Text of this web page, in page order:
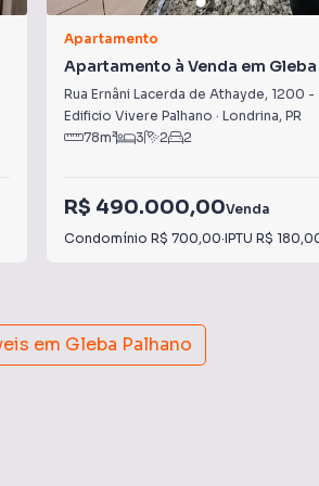
Apartamento
Apartamento à Venda em Gleba
Rua Ernâni Lacerda de Athayde, 1200 -
Edificio Vivere Palhano · Londrina, PR
78m² 3 2 2
R$ 490.000,00Venda
Condomínio R$ 700,00·IPTU R$
em Gleba Palhano